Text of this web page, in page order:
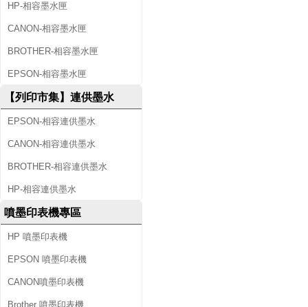
HP-相容墨水匣
CANON-相容墨水匣
BROTHER-相容墨水匣
EPSON-相容墨水匣
【列印市集】連供墨水
EPSON-相容連供墨水
CANON-相容連供墨水
BROTHER-相容連供墨水
HP-相容連供墨水
噴墨印表機專區
HP 噴墨印表機
EPSON 噴墨印表機
CANON噴墨印表機
Brother 噴墨印表機